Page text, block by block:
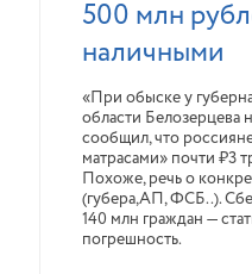
500 млн
наличными
«При обыске у
области Белозерцева
сообщил, что
матрасами» почти ₽3
Похоже, речь о
(губера,АП, ФСБ..).
140 млн граждан —
погрешность.